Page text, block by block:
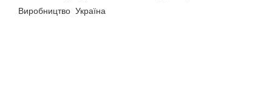
Виробництво Україна